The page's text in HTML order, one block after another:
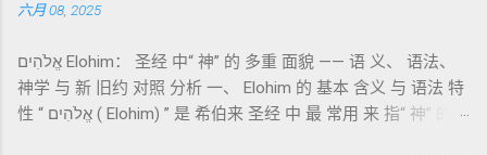
祂的子民得洁净并维系同在。 三、祭司制度与敬拜秩序 亚伦与
记》强调他们的洁净、服饰、行为都必须与神的圣洁相称。 祭
司是 圣所的看守者、律法的教导者与百姓的代求者 。他们的失
败（如拿答与亚比户擅献凡火）立刻带来神的审判（利10
大体由五部分组成（作者与年代各异）： 《守望者之书》（1–
通婚、巨人（尼非利人）的出现，以及神对其囚禁与审判。
《比喻/相似喻之书》（37–71） ：频繁出现“ 那位人子/拣选
者/义者 ”，刻画末世审判与王权。 《天文之书》（72–82） ：
六月 08, 2025
אֱלֹהִים Elohim： 圣经 中“ 神” 的 多重 面貌 —— 语 义、 语法、
神学 与 新 旧约 对照 分析 一、 Elohim 的 基本 含义 与 语法 特
性 “ אֱלֹהִים ( Elohim) ” 是 希伯来 圣经 中 最 常用 来 指“ 神” 的